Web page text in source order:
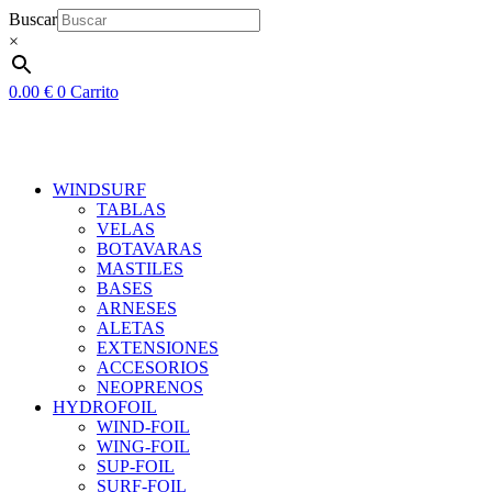
Ir
al
contenido
Buscar
×
0.00 € 0 Carrito
WINDSURF
TABLAS
VELAS
BOTAVARAS
MASTILES
BASES
ARNESES
ALETAS
EXTENSIONES
ACCESORIOS
NEOPRENOS
HYDROFOIL
WIND-FOIL
WING-FOIL
SUP-FOIL
SURF-FOIL